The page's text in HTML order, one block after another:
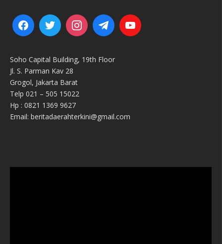
Soho Capital Building, 19th Floor
Jl. S. Parman Kav 28
Grogol, Jakarta Barat
Telp 021 – 505 15022
Hp : 0821 1369 9627
Email: beritadaerahterkini@gmail.com